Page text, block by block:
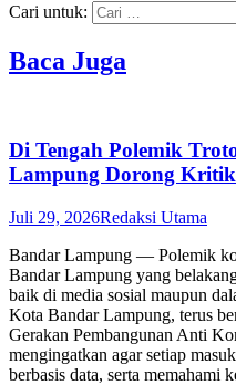
Cari untuk:
Baca Juga
Di Tengah Polemik
Lampung Dorong Kritik
Juli 29, 2026Redaksi Utama
Bandar Lampung — Polemik
Bandar Lampung yang
baik di media sosial maupun
Kota Bandar Lampung, terus
Gerakan Pembangunan Anti
mengingatkan agar setiap
berbasis data, serta